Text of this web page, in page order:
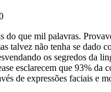
do que mil palavras.
talvez não tenha se dado
os segredos da
esclarecem que 93% da
de expressões faciais e